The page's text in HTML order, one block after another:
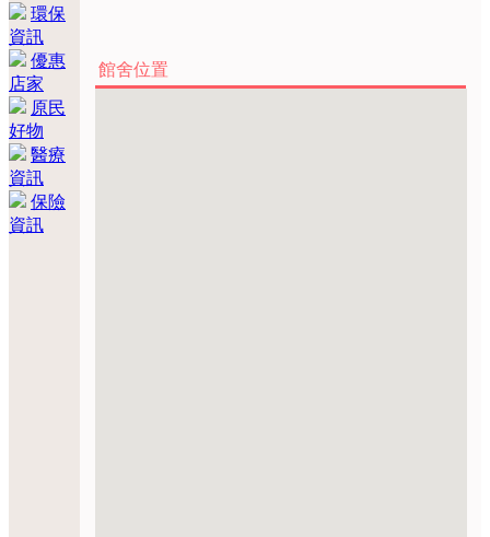
環保
資訊
優惠
店家
原民
好物
醫療
資訊
保險
資訊
館舍位置